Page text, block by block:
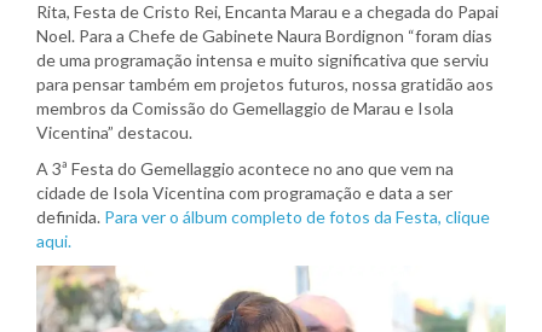
Rita, Festa de Cristo Rei, Encanta Marau e a chegada do Papai
Noel. Para a Chefe de Gabinete Naura Bordignon “foram dias
de uma programação intensa e muito significativa que serviu
para pensar também em projetos futuros, nossa gratidão aos
membros da Comissão do Gemellaggio de Marau e Isola
Vicentina” destacou.
A 3ª Festa do Gemellaggio acontece no ano que vem na
cidade de Isola Vicentina com programação e data a ser
definida. Para ver o álbum completo de fotos da Festa, clique
aqui.